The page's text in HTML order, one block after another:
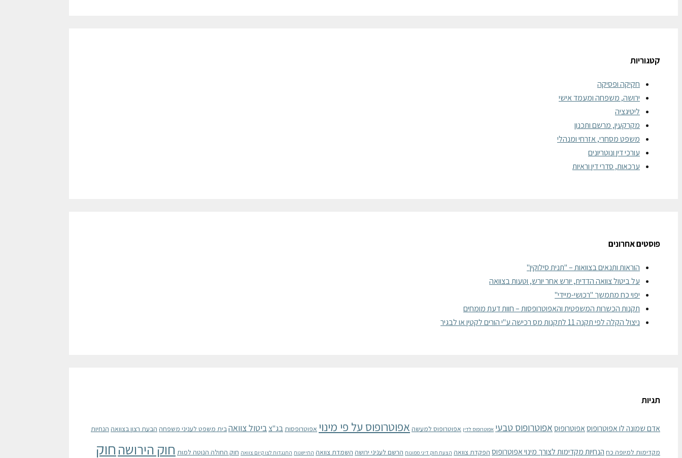
קטגוריות
חקיקה ופסיקה
ירושה, משפחה ומעמד אישי
ליטיגציה
מקרקעין, מרשם ותכנון
משפט מסחרי, אזרחי ומנהלי
עורכי דין ונוטריונים
ערכאות, סדרי דין וראיות
פוסטים אחרונים
הוראות ותנאים בצוואות – "תנית סילוקין"
על ביטול צוואה הדדית, יורש אחר יורש, וטעות בצוואה
יפוי כח מתמשך "רכושי-מיידי"
תקנות הכשרות המשפטית והאפוטרופסות – חוות דעת מומחים
ניצול הקלה לפי תקנה 11 לתקנות מס רכישה ע"י הורים לקטין או לבגיר
תגיות
אדם שמונה לו אפוטרופוסאפוטרופוסאפוטרופוס טבעי אפוטרופוס לדין אפוטרופוס למעשה אפוטרופוס על פי מינוי אפוטרופסות בג"צביטול צוואה בית משפט לעניני משפחה הבעת רצון בצוואה הנחיות
מקדימות למיופה כח הנחיות מקדימות לצורך מינוי אפוטרופוס הפקדת צוואה הצעת חוק דיני ממונות הרשם לעניני ירושה השמדת צוואה התיישנות התנגדות לצו קיום צוואה חוק החולה הנוטה למות חוק הירושהחוק